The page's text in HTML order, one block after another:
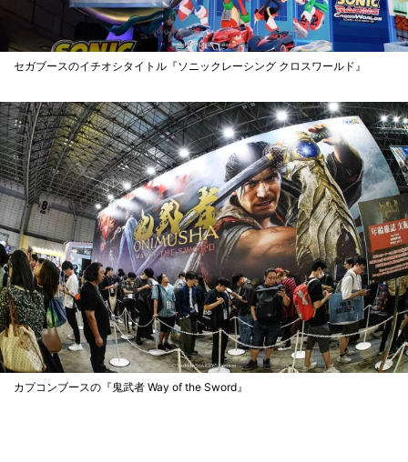
セガブースのイチオシタイトル『ソニックレーシング クロスワールド』
カプコンブースの『鬼武者 Way of the Sword』